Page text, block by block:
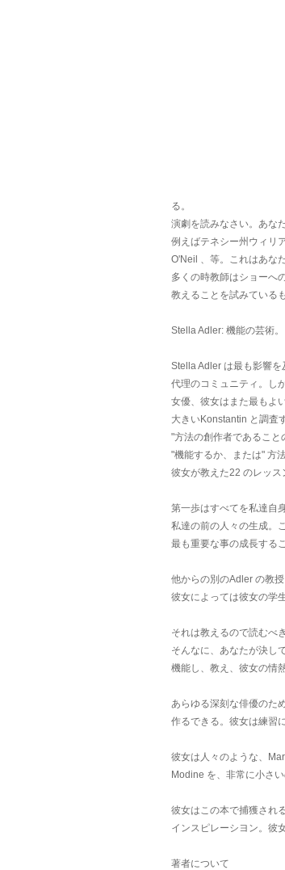
る。
演劇を読みなさい。あな
例えばテネシー州ウィリ
O'Neil 、等。これはあな
多くの時教師はショーへ
教えることを試みている
Stella Adler: 機能の芸術。
Stella Adler は最も影響
代理のコミュニティ。し
女優、彼女はまた最もよ
大きいKonstantin と調査
"方法の創作者であること
"機能するか、または" 方
彼女が教えた22 のレッス
第一歩はすべてを私達自
私達の前の人々の生成。
最も重要な事の成長する
他からの別のAdler の教
彼女によっては彼女の学
それは教えるので読むべ
そんなに、あなたが決し
機能し、教え、彼女の情
あらゆる深刻な俳優のた
作るできる。彼女は練習
彼女は人々のような、
Modine を、非常に小さ
彼女はこの本で捕獲され
インスピレーシヨン。彼
著者について